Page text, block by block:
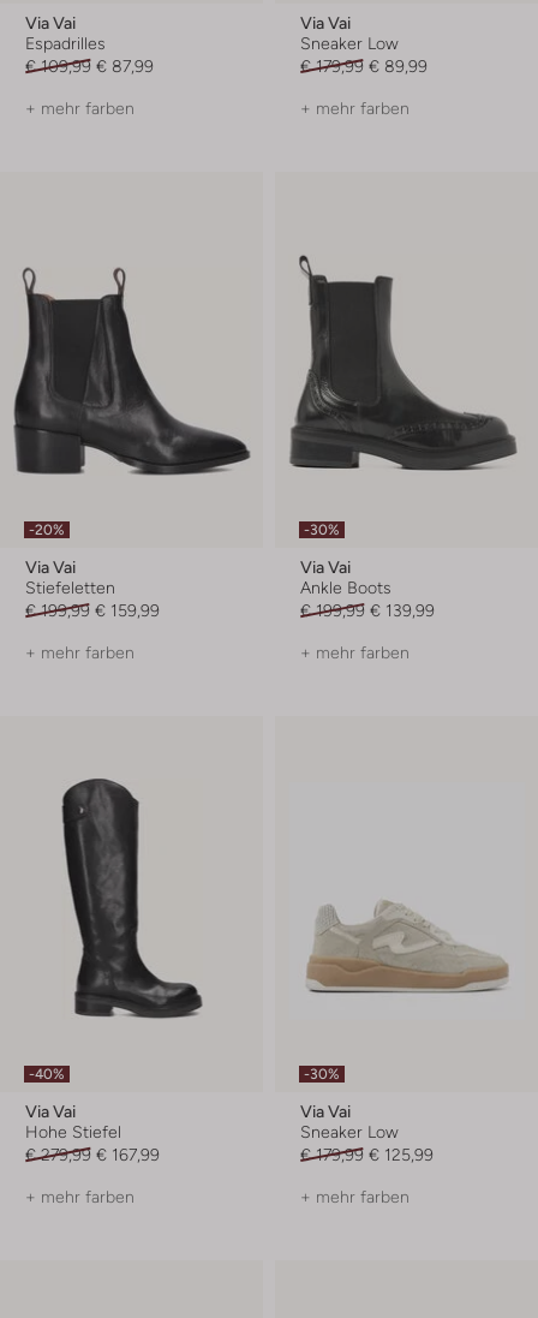
Via Vai
Espadrilles
€ 109,99 € 87,99
+ mehr farben
Via Vai
Sneaker Low
€ 179,99 € 89,99
+ mehr farben
-20%
Via Vai
Stiefeletten
€ 199,99 € 159,99
+ mehr farben
-30%
Via Vai
Ankle Boots
€ 199,99 € 139,99
+ mehr farben
-40%
Via Vai
Hohe Stiefel
€ 279,99 € 167,99
+ mehr farben
-30%
Via Vai
Sneaker Low
€ 179,99 € 125,99
+ mehr farben